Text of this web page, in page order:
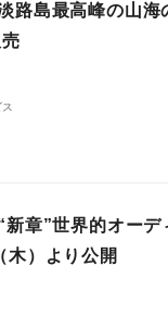
路島最高峰の山海
章”世界的オーデ
木）より公開